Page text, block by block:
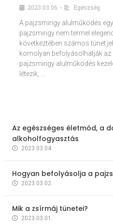
2023.03.06. •
Egészség
A pajzsmirigy alulműködés
pajzsmirigy nem termel
következtében számos tünet
komolyan befolyásolhatják az
pajzsmirigy alulműködés
létezik, …
Az egészséges életmód, a
alkoholfogyasztás
2023.03.04.
Hogyan befolyásolja a
2023.03.02.
Mik a zsírmáj tünetei?
2023.03.01.